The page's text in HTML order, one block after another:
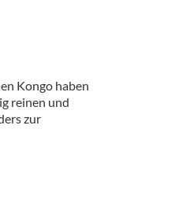
Kongo haben
reinen und
zur